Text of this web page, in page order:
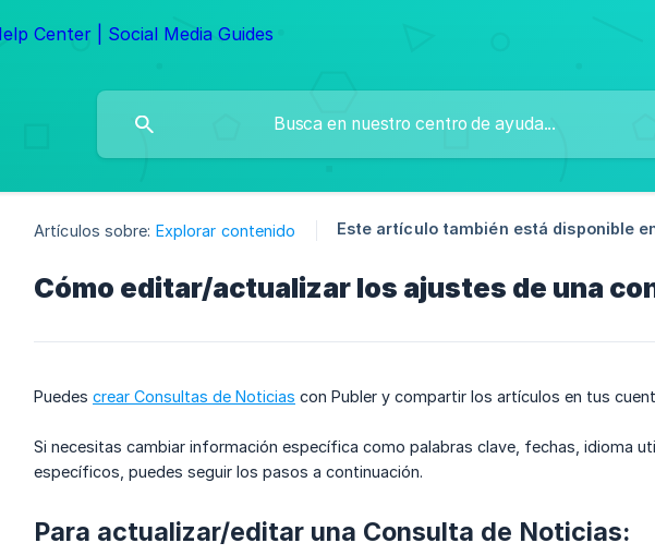
Artículos sobre: Explorar contenido Este artículo también está disponible
Cómo editar/actualizar los ajustes de una
Puedes crear Consultas de Noticias con Publer y compartir los artículos en tus
Si necesitas cambiar información específica como palabras clave, fechas, idioma
específicos, puedes seguir los pasos a continuación.
Para actualizar/editar una Consulta de Noticias: